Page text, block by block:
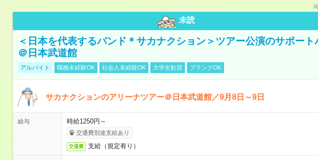
未読
＜日本を代表するバンド＊サカナクション＞ツアー公演のサポート
＠日本武道館
アルバイト 職種未経験OK 社会人未経験OK 大学生歓迎 ブランクOK
サカナクションのアリーナツアー＠日本武道館／9月8日～9日
給与 時給1250円～
交通費別途支給あり
交通費 支給（規定有り）